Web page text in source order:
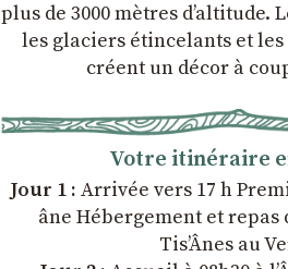
plus de 3000 mètres d’altitude.
les glaciers étincelants et
créent un décor à
Votre itinéraire
Jour 1 : Arrivée vers 17 h
âne Hébergement et repas
Tis’Ânes au